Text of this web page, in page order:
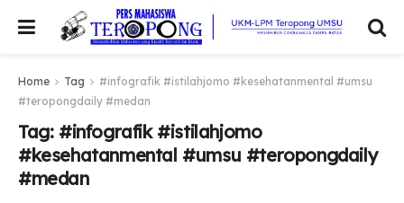
Home Tag
#infografik #istilahjomo #kesehatanmental #umsu
#teropongdaily #medan
Tag: #infografik #istilahjomo
#kesehatanmental #umsu #teropongdaily
#medan